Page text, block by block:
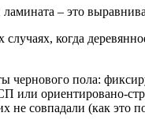
– это
когда
пола:
ориентировано-
совпадали (как это